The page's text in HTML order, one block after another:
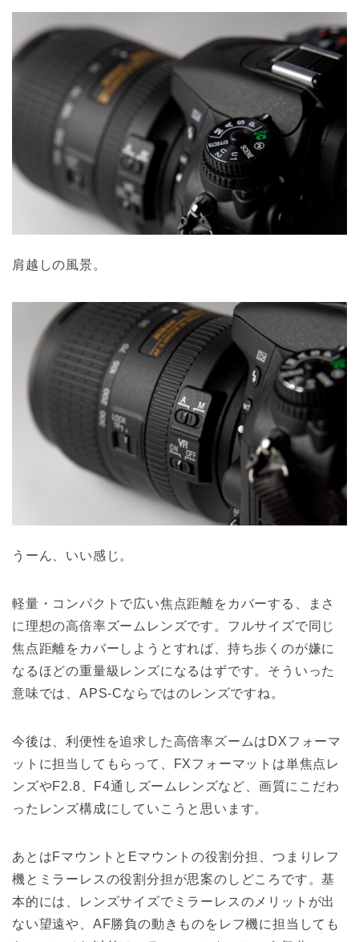
肩越しの風景。
うーん、いい感じ。
軽量・コンパクトで広い焦点距離をカバーする、まさ
に理想の高倍率ズームレンズです。フルサイズで同じ
焦点距離をカバーしようとすれば、持ち歩くのが嫌に
なるほどの重量級レンズになるはずです。そういった
意味では、APS-Cならではのレンズですね。
今後は、利便性を追求した高倍率ズームはDXフォーマ
ットに担当してもらって、FXフォーマットは単焦点レ
ンズやF2.8、F4通しズームレンズなど、画質にこだわ
ったレンズ構成にしていこうと思います。
あとはFマウントとEマウントの役割分担、つまりレフ
機とミラーレスの役割分担が思案のしどころです。基
本的には、レンズサイズでミラーレスのメリットが出
ない望遠や、AF勝負の動きものをレフ機に担当しても